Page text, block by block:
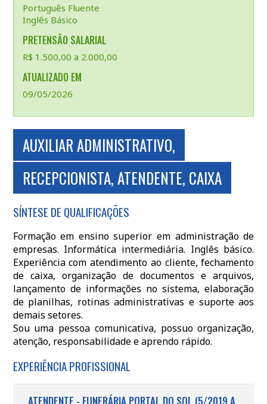
Português Fluente
Inglês Básico
PRETENSÃO SALARIAL
R$ 1.500,00 a 2.000,00
ATUALIZADO EM
09/05/2026
AUXILIAR ADMINISTRATIVO,
RECEPCIONISTA, ATENDENTE, CAIXA
SÍNTESE DE QUALIFICAÇÕES
Formação em ensino superior em administração de
empresas. Informática intermediária. Inglês básico.
Experiência com atendimento ao cliente, fechamento
de caixa, organização de documentos e arquivos,
lançamento de informações no sistema, elaboração
de planilhas, rotinas administrativas e suporte aos
demais setores.
Sou uma pessoa comunicativa, possuo organização,
atenção, responsabilidade e aprendo rápido.
EXPERIÊNCIA PROFISSIONAL
ATENDENTE - FUNERÁRIA PORTAL DO SOL (5/2019 A